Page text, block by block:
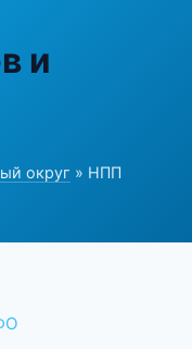
и
округ » НПП